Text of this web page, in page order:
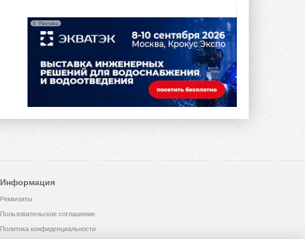
Реклама
Информация
Реквизиты
Пользовательское соглашение
Политика конфиденциальности